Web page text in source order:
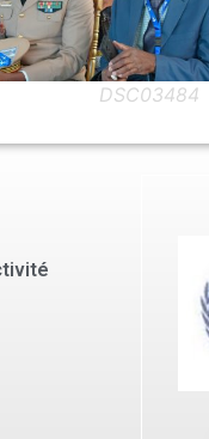
DSC03484